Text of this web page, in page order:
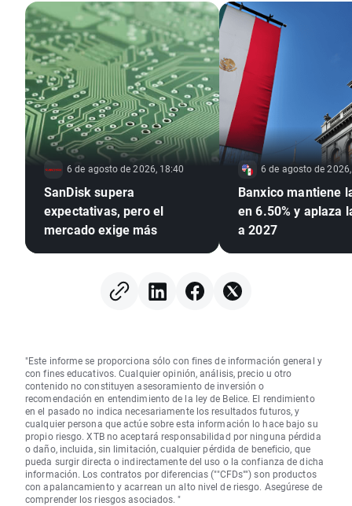
6 de agosto de 2026, 18:40
SanDisk supera
expectativas, pero el
mercado exige más
6 de agosto de
Banxico mantiene
en 6.50% y aplaza
a 2027
"Este informe se proporciona sólo con fines de información general y
con fines educativos. Cualquier opinión, análisis, precio u otro
contenido no constituyen asesoramiento de inversión o
recomendación en entendimiento de la ley de Belice. El rendimiento
en el pasado no indica necesariamente los resultados futuros, y
cualquier persona que actúe sobre esta información lo hace bajo su
propio riesgo. XTB no aceptará responsabilidad por ninguna pérdida
o daño, incluida, sin limitación, cualquier pérdida de beneficio, que
pueda surgir directa o indirectamente del uso o la confianza de dicha
información. Los contratos por diferencias (""CFDs"") son productos
con apalancamiento y acarrean un alto nivel de riesgo. Asegúrese de
comprender los riesgos asociados. "